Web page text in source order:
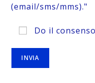
(email/sms/mms)."
Do il